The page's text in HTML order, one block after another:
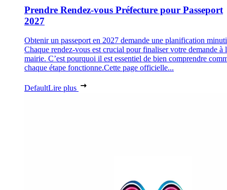
Prendre Rendez-vous Préfecture pour Passeport
2027
Obtenir un passeport en 2027 demande une planification
Chaque rendez-vous est crucial pour finaliser votre demande à
mairie. C’est pourquoi il est essentiel de bien comprendre
chaque étape fonctionne.Cette page officielle...
DefaultLire plus